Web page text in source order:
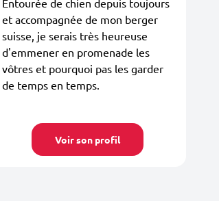
Entourée de chien depuis toujours
et accompagnée de mon berger
suisse, je serais très heureuse
d'emmener en promenade les
vôtres et pourquoi pas les garder
de temps en temps.
Voir son profil